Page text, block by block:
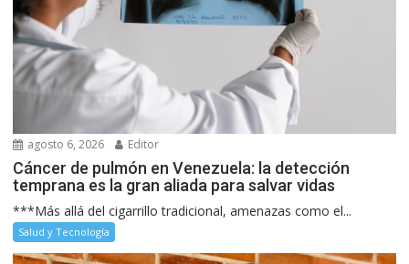
agosto 6, 2026 Editor
Cáncer de pulmón en Venezuela: la detección
temprana es la gran aliada para salvar vidas
***Más allá del cigarrillo tradicional, amenazas como el...
Salud y Tecnología